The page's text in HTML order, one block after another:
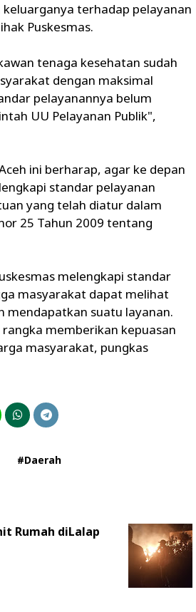
terhadap pelayanan
Puskesmas.
tenaga kesehatan sudah
dengan maksimal
pelayanannya belum
UU Pelayanan Publik",
ini berharap, agar ke depan
standar pelayanan
yang telah diatur dalam
25 Tahun 2009 tentang
melengkapi standar
masyarakat dapat melihat
mendapatkan suatu layanan.
memberikan kepuasan
masyarakat, pungkas
#Daerah
Rumah diLalap